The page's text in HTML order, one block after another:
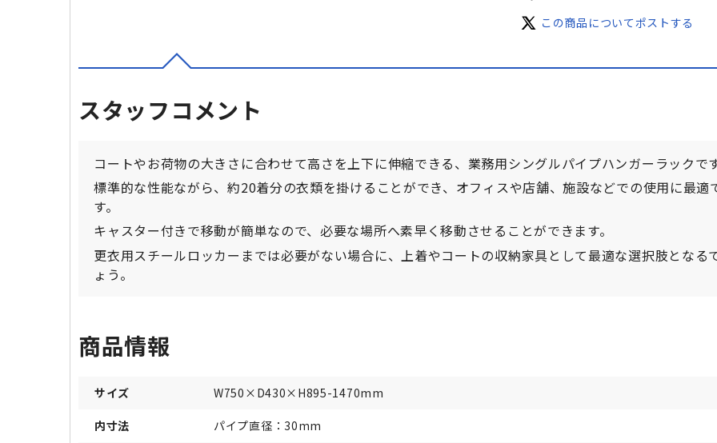
この商品についてポストする
スタッフコメント
コートやお荷物の大きさに合わせて高さを上下に伸縮できる、業務用シングルパイプハンガーラックで
標準的な性能ながら、約20着分の衣類を掛けることができ、オフィスや店舗、施設などでの使用に最適
す。
キャスター付きで移動が簡単なので、必要な場所へ素早く移動させることができます。
更衣用スチールロッカーまでは必要がない場合に、上着やコートの収納家具として最適な選択肢となる
ょう。
商品情報
サイズ W750×D430×H895-1470mm
内寸法 パイプ直径：30mm